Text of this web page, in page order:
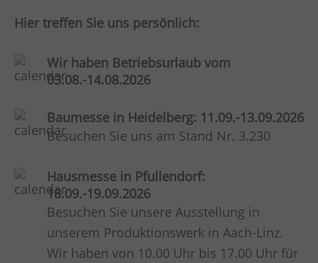
Hier treffen Sie uns persönlich:
Wir haben Betriebsurlaub vom
03.08.-14.08.2026
Baumesse in Heidelberg: 11.09.-13.09.2026
Besuchen Sie uns am Stand Nr. 3.230
Hausmesse in Pfullendorf:
18.09.-19.09.2026
Besuchen Sie unsere Ausstellung in
unserem Produktionswerk in Aach-Linz.
Wir haben von 10.00 Uhr bis 17.00 Uhr für